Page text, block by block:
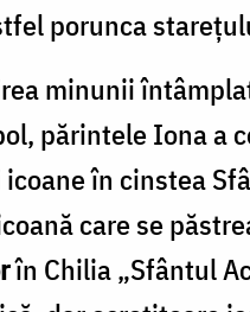
porunca
minunii
părintele Iona a
în cinstea
care se
în Chilia „Sfântul